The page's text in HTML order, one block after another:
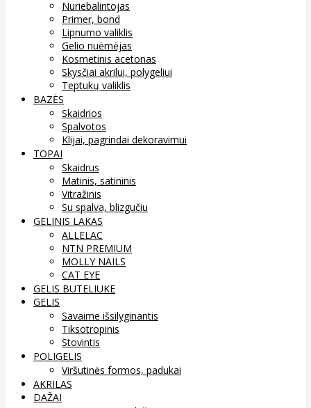
Nuriebalintojas
Primer, bond
Lipnumo valiklis
Gelio nuėmėjas
Kosmetinis acetonas
Skysčiai akrilui, polygeliui
Teptukų valiklis
BAZĖS
Skaidrios
Spalvotos
Klijai, pagrindai dekoravimui
TOPAI
Skaidrus
Matinis, satininis
Vitražinis
Su spalva, blizgučiu
GELINIS LAKAS
ALLELAC
NTN PREMIUM
MOLLY NAILS
CAT EYE
GELIS BUTELIUKE
GELIS
Savaime išsilyginantis
Tiksotropinis
Stovintis
POLIGELIS
Viršutinės formos, padukai
AKRILAS
DAŽAI